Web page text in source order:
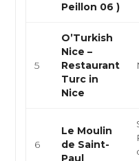
Peillon 06 )
5
O’Turkish
Nice –
Restaurant
Turc in
Nice
6
Le Moulin
de Saint-
Paul